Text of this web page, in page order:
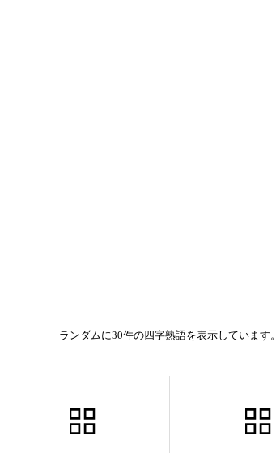
ランダムに30件の四字熟語を表示しています。